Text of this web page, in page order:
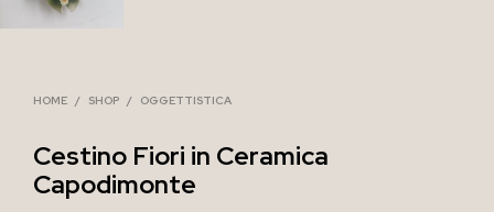
HOME / SHOP / OGGETTISTICA
Cestino Fiori in Ceramica
Capodimonte